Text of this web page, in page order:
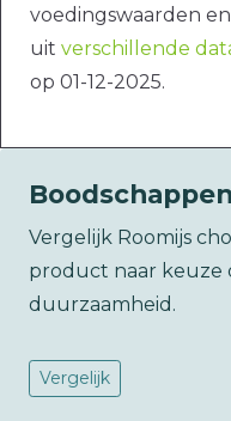
voedingswaarden
uit verschillende
op 01-12-2025.
Vergelijk Roomijs
product naar keuze
duurzaamheid.
Vergelijk